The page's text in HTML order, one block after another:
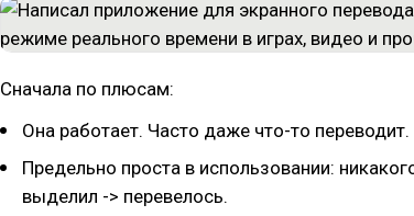
Сначала по плюсам:
Она работает. Часто даже что-то переводит.
Предельно проста в использовании:
выделил -> перевелось.